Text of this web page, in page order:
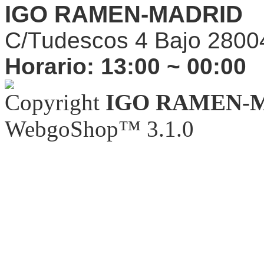
IGO RAMEN-MADRID
C/Tudescos 4 Bajo
Horario: 13:00 ~ 00:00
Copyright IGO RAMEN-
WebgoShop™ 3.1.0